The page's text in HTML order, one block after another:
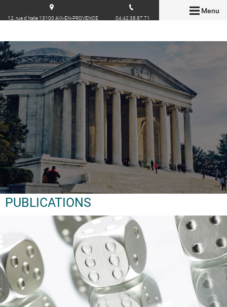
Menu
12, rue d'Italie 13100 AIX-EN-PROVENCE 04.42.38.87.71
PUBLICATIONS